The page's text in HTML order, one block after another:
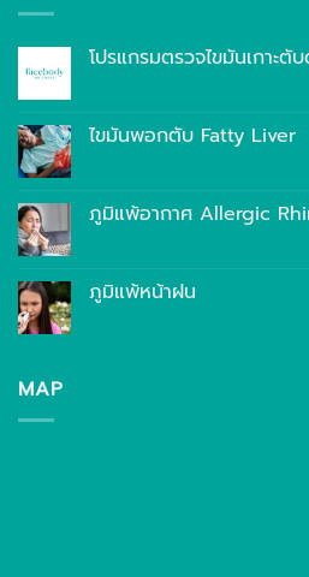
โปรแกรมตรวจไขมันเกาะ
ไขมันพอกตับ Fatty Liver
ภูมิแพ้อากาศ Allergic
ภูมิแพ้หน้าฝน
MAP